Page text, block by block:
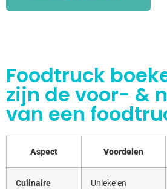
Foodtruck
zijn de voor- &
van een
Aspect Voordelen
Culinaire
Unieke en